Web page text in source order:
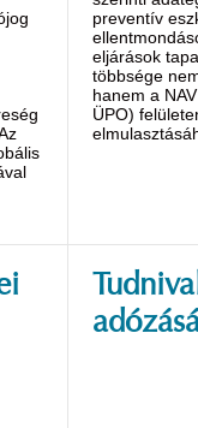
preventív
eljárások
többsége
hanem a
ÜPO)